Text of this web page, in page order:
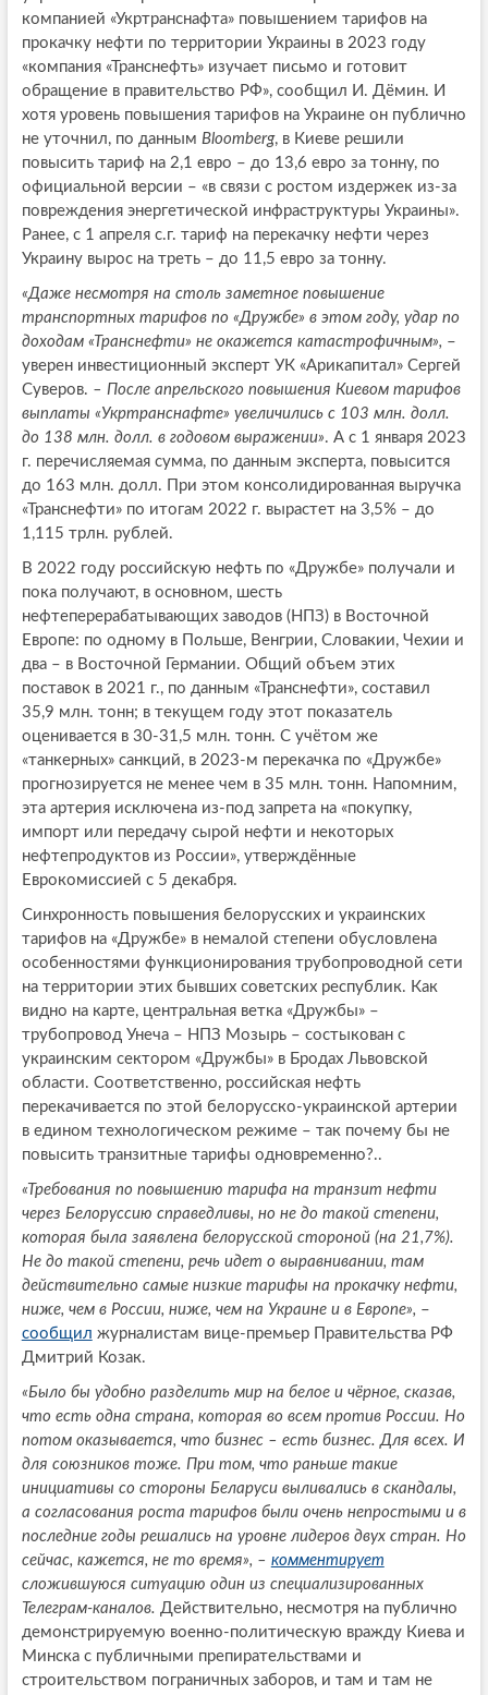
компанией «Укртранснафта» повышением тарифов на
прокачку нефти по территории Украины в 2023 году
«компания «Транснефть» изучает письмо и готовит
обращение в правительство РФ», сообщил И. Дёмин. И
хотя уровень повышения тарифов на Украине он публично
не уточнил, по данным Bloomberg, в Киеве решили
повысить тариф на 2,1 евро – до 13,6 евро за тонну, по
официальной версии – «в связи с ростом издержек из-за
повреждения энергетической инфраструктуры Украины».
Ранее, с 1 апреля с.г. тариф на перекачку нефти через
Украину вырос на треть – до 11,5 евро за тонну.
«Даже несмотря на столь заметное повышение
транспортных тарифов по «Дружбе» в этом году, удар по
доходам «Транснефти» не окажется катастрофичным», –
уверен инвестиционный эксперт УК «Арикапитал» Сергей
Суверов. – После апрельского повышения Киевом тарифов
выплаты «Укртранснафте» увеличились с 103 млн. долл.
до 138 млн. долл. в годовом выражении». А с 1 января 2023
г. перечисляемая сумма, по данным эксперта, повысится
до 163 млн. долл. При этом консолидированная выручка
«Транснефти» по итогам 2022 г. вырастет на 3,5% – до
1,115 трлн. рублей.
В 2022 году российскую нефть по «Дружбе» получали и
пока получают, в основном, шесть
нефтеперерабатывающих заводов (НПЗ) в Восточной
Европе: по одному в Польше, Венгрии, Словакии, Чехии и
два – в Восточной Германии. Общий объем этих
поставок в 2021 г., по данным «Транснефти», составил
35,9 млн. тонн; в текущем году этот показатель
оценивается в 30-31,5 млн. тонн. С учётом же
«танкерных» санкций, в 2023-м перекачка по «Дружбе»
прогнозируется не менее чем в 35 млн. тонн. Напомним,
эта артерия исключена из-под запрета на «покупку,
импорт или передачу сырой нефти и некоторых
нефтепродуктов из России», утверждённые
Еврокомиссией с 5 декабря.
Синхронность повышения белорусских и украинских
тарифов на «Дружбе» в немалой степени обусловлена
особенностями функционирования трубопроводной сети
на территории этих бывших советских республик. Как
видно на карте, центральная ветка «Дружбы» –
трубопровод Унеча – НПЗ Мозырь – состыкован с
украинским сектором «Дружбы» в Бродах Львовской
области. Соответственно, российская нефть
перекачивается по этой белорусско-украинской артерии
в едином технологическом режиме – так почему бы не
повысить транзитные тарифы одновременно?..
«Требования по повышению тарифа на транзит нефти
через Белоруссию справедливы, но не до такой степени,
которая была заявлена белорусской стороной (на 21,7%).
Не до такой степени, речь идет о выравнивании, там
действительно самые низкие тарифы на прокачку нефти,
ниже, чем в России, ниже, чем на Украине и в Европе», –
сообщил журналистам вице-премьер Правительства РФ
Дмитрий Козак.
«Было бы удобно разделить мир на белое и чёрное, сказав,
что есть одна страна, которая во всем против России. Но
потом оказывается, что бизнес – есть бизнес. Для всех. И
для союзников тоже. При том, что раньше такие
инициативы со стороны Беларуси выливались в скандалы,
а согласования роста тарифов были очень непростыми и в
последние годы решались на уровне лидеров двух стран. Но
сейчас, кажется, не то время», – комментирует
сложившуюся ситуацию один из специализированных
Телеграм-каналов. Действительно, несмотря на публично
демонстрируемую военно-политическую вражду Киева и
Минска с публичными препирательствами и
строительством пограничных заборов, и там и там не